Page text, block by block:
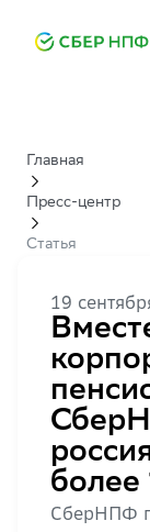
Главная
Пресс-центр
Статья
19
более
СберНПФ